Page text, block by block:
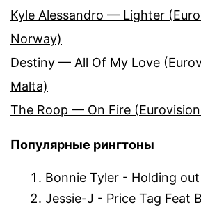
Kyle Alessandro — Lighter
Norway)
Destiny — All Of My Love
Malta)
The Roop — On Fire
Популярные рингтоны
Bonnie Tyler - Holding
Jessie-J - Price Tag Feat